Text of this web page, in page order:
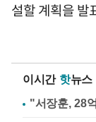
설할 계획을 발
이시간 핫뉴스
"서장훈, 28